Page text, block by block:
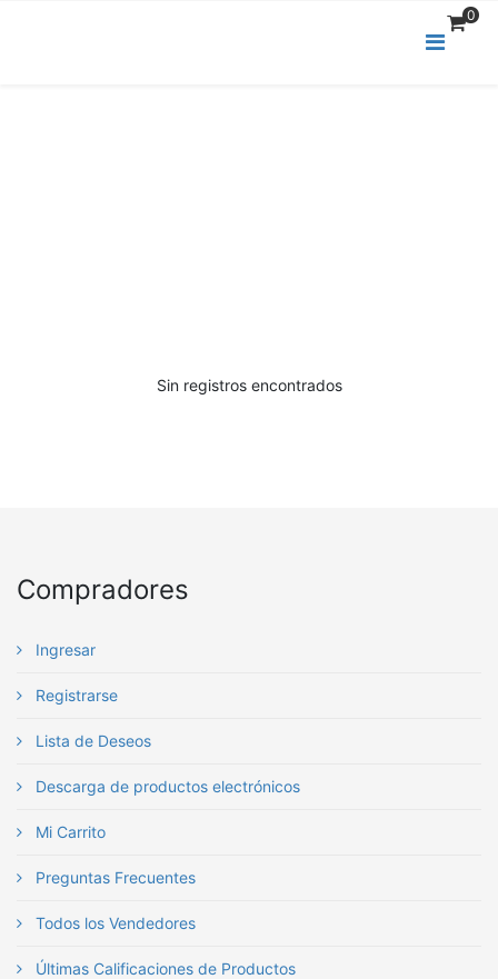
0
Sin registros encontrados
Compradores
Ingresar
Registrarse
Lista de Deseos
Descarga de productos electrónicos
Mi Carrito
Preguntas Frecuentes
Todos los Vendedores
Últimas Calificaciones de Productos